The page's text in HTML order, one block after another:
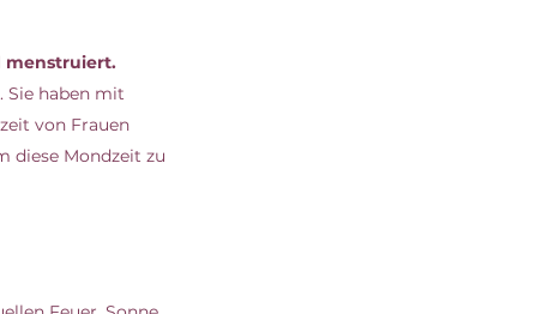
menstruiert.
Sie haben mit
von Frauen
diese Mondzeit zu